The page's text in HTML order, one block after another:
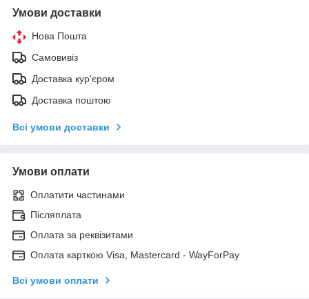
Умови доставки
Нова Пошта
Самовивіз
Доставка кур'єром
Доставка поштою
Всі умови доставки
Умови оплати
Оплатити частинами
Післяплата
Оплата за реквізитами
Оплата карткою Visa, Mastercard - WayForPay
Всі умови оплати